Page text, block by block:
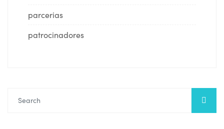
parcerias
patrocinadores